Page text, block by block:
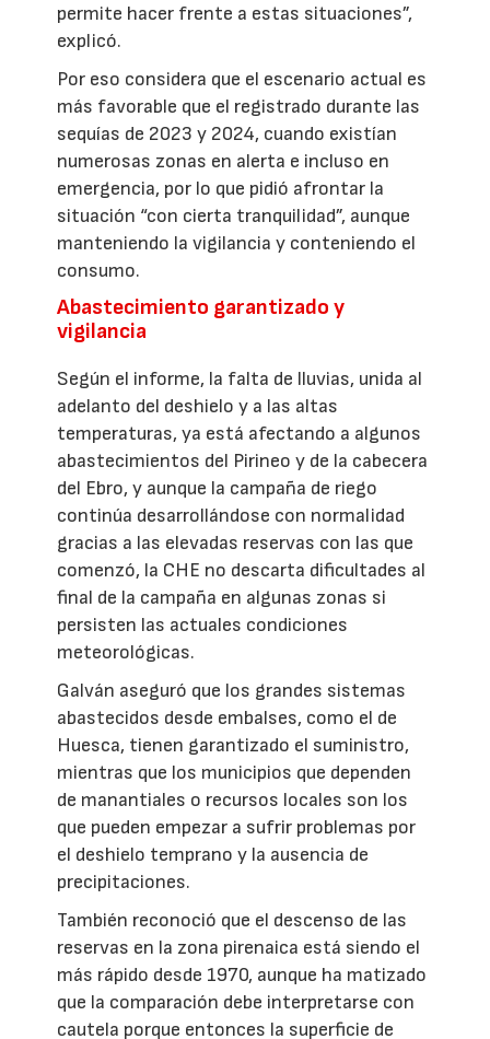
permite hacer frente a estas situaciones”,
explicó.
Por eso considera que el escenario actual es
más favorable que el registrado durante las
sequías de 2023 y 2024, cuando existían
numerosas zonas en alerta e incluso en
emergencia, por lo que pidió afrontar la
situación “con cierta tranquilidad”, aunque
manteniendo la vigilancia y conteniendo el
consumo.
Abastecimiento garantizado y
vigilancia
Según el informe, la falta de lluvias, unida al
adelanto del deshielo y a las altas
temperaturas, ya está afectando a algunos
abastecimientos del Pirineo y de la cabecera
del Ebro, y aunque la campaña de riego
continúa desarrollándose con normalidad
gracias a las elevadas reservas con las que
comenzó, la CHE no descarta dificultades al
final de la campaña en algunas zonas si
persisten las actuales condiciones
meteorológicas.
Galván aseguró que los grandes sistemas
abastecidos desde embalses, como el de
Huesca, tienen garantizado el suministro,
mientras que los municipios que dependen
de manantiales o recursos locales son los
que pueden empezar a sufrir problemas por
el deshielo temprano y la ausencia de
precipitaciones.
También reconoció que el descenso de las
reservas en la zona pirenaica está siendo el
más rápido desde 1970, aunque ha matizado
que la comparación debe interpretarse con
cautela porque entonces la superficie de